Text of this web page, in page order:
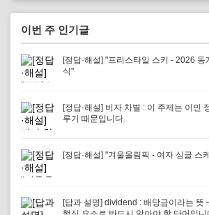
이번 주 인기글
[정답·해설] "프리스타일 스키 - 2026
식"
[정답·해설] 비자 차별 : 이 주제는 이민
루기 때문입니다.
[정답·해설] "겨울올림픽 - 여자 싱글 스
[답과 설명] dividend : 배당금이라는 뜻